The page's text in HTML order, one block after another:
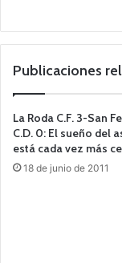
Publicaciones
La Roda C.F. 3-San
C.D. 0: El sueño del
está cada vez más
18 de junio de 2011